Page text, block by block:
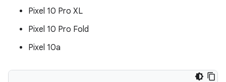
Pixel 10 Pro XL
Pixel 10 Pro Fold
Pixel 10a